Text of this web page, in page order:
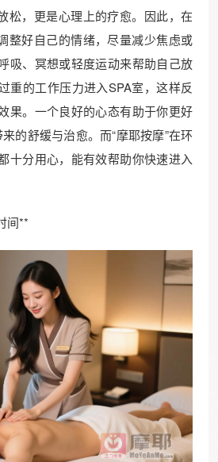
松，更是心理上的疗愈。因此，在
整好自己的情绪，尽量减少焦虑或
吸、冥想或轻度运动来帮助自己放
重的工作压力进入SPA室，这样反
果。一个良好的心态有助于你更好
来的舒缓与治愈。而“摩耶按摩”在环
十分用心，能有效帮助你快速进入
间**